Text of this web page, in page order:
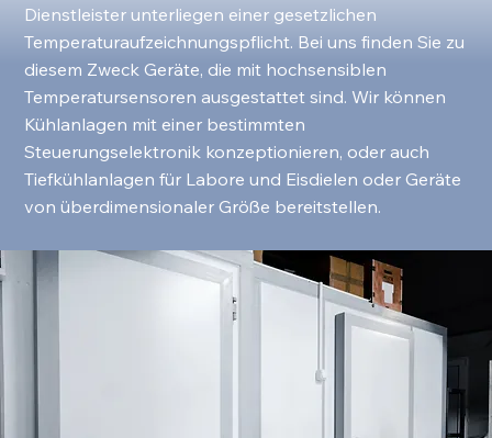
Dienstleister unterliegen einer gesetzlichen
Temperaturaufzeichnungspflicht. Bei uns finden Sie zu
diesem Zweck Geräte, die mit hochsensiblen
Temperatursensoren ausgestattet sind. Wir können
Kühlanlagen mit einer bestimmten
Steuerungselektronik konzeptionieren, oder auch
Tiefkühlanlagen für Labore und Eisdielen oder Geräte
von überdimensionaler Größe bereitstellen.